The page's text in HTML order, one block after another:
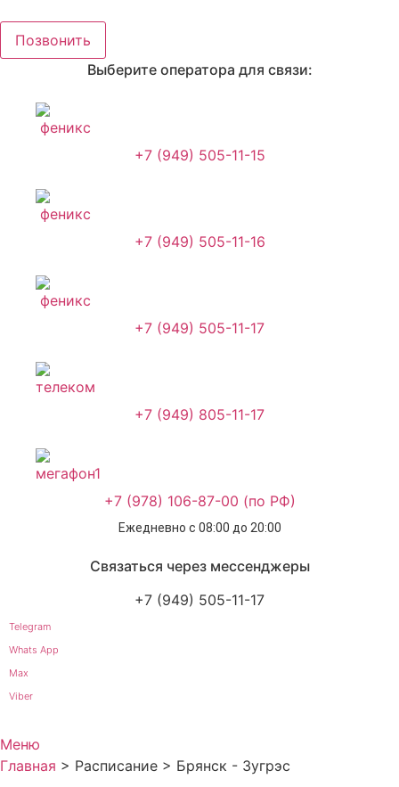
содержимому
Позвонить
Выберите оператора для связи:
+7 (949) 505-11-15
+7 (949) 505-11-16
+7 (949) 505-11-17
+7 (949) 805-11-17
+7 (978) 106-87-00 (по РФ)
Ежедневно с 08:00 до 20:00
Связаться через мессенджеры
+7 (949) 505-11-17
Telegram
Whats App
Max
Viber
Меню
Главная > Расписание > Брянск - Зугрэс